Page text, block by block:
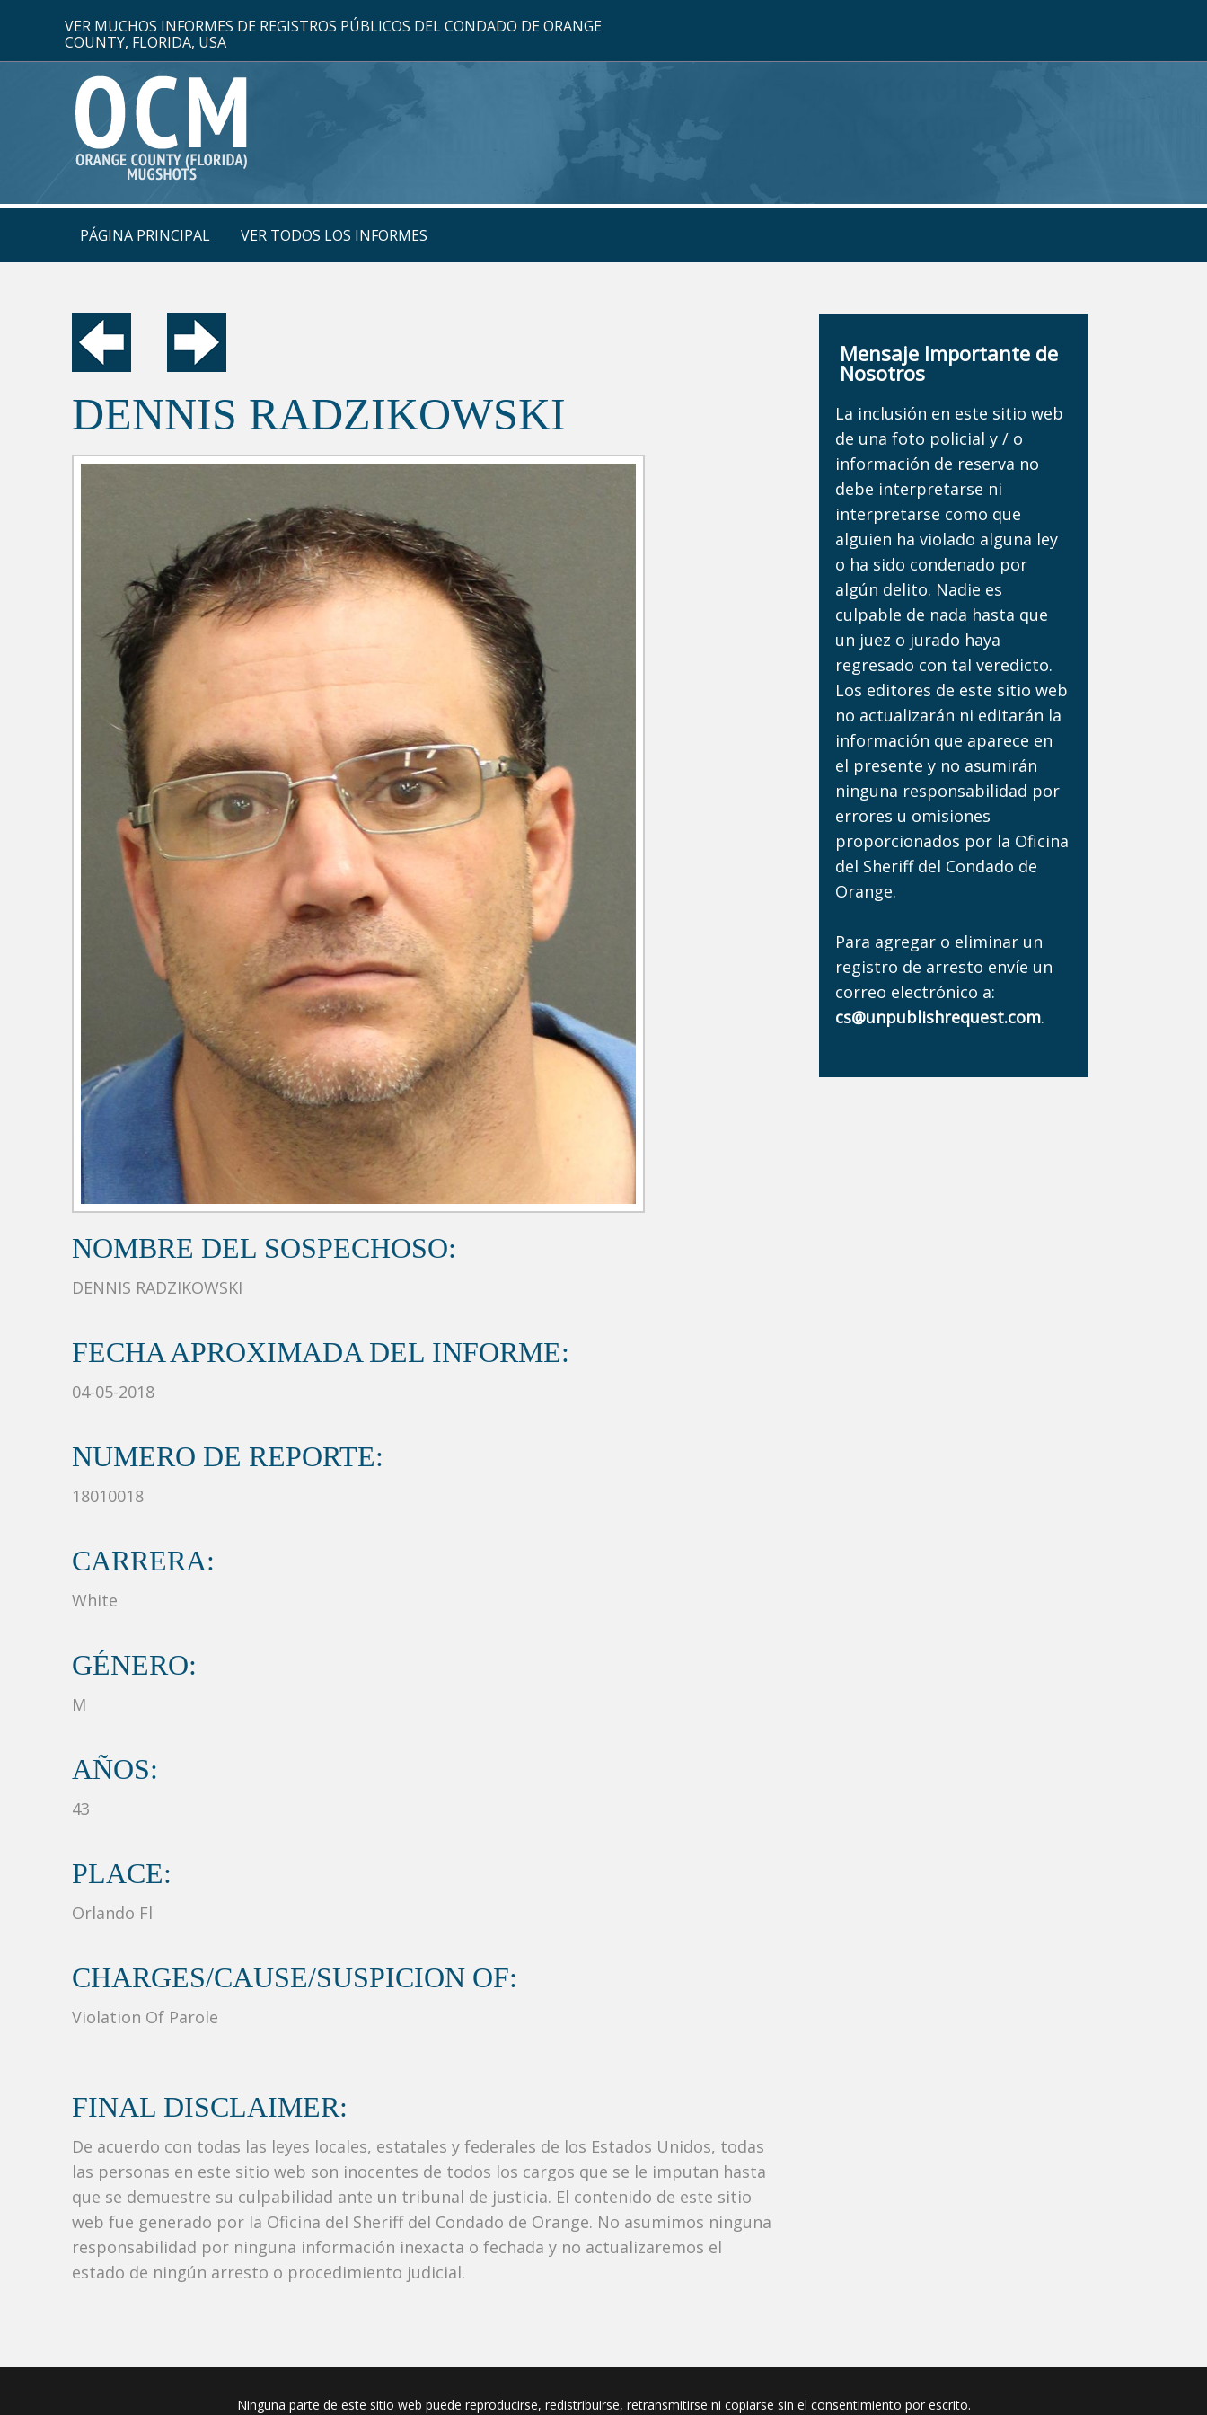
VER MUCHOS INFORMES DE REGISTROS PÚBLICOS DEL CONDADO DE ORANGE
COUNTY, FLORIDA, USA
PÁGINA PRINCIPAL VER TODOS LOS INFORMES
DENNIS RADZIKOWSKI
NOMBRE DEL SOSPECHOSO:
DENNIS RADZIKOWSKI
FECHA APROXIMADA DEL INFORME:
04-05-2018
NUMERO DE REPORTE:
18010018
CARRERA:
White
GÉNERO:
M
AÑOS:
43
PLACE:
Orlando Fl
CHARGES/CAUSE/SUSPICION OF:
Violation Of Parole
FINAL DISCLAIMER:
De acuerdo con todas las leyes locales, estatales y federales de los Estados Unidos, todas
las personas en este sitio web son inocentes de todos los cargos que se le imputan hasta
que se demuestre su culpabilidad ante un tribunal de justicia. El contenido de este sitio
web fue generado por la Oficina del Sheriff del Condado de Orange. No asumimos ninguna
responsabilidad por ninguna información inexacta o fechada y no actualizaremos el
estado de ningún arresto o procedimiento judicial.
Mensaje Importante de
Nosotros
La inclusión en este sitio web
de una foto policial y / o
información de reserva no
debe interpretarse ni
interpretarse como que
alguien ha violado alguna ley
o ha sido condenado por
algún delito. Nadie es
culpable de nada hasta que
un juez o jurado haya
regresado con tal veredicto.
Los editores de este sitio web
no actualizarán ni editarán la
información que aparece en
el presente y no asumirán
ninguna responsabilidad por
errores u omisiones
proporcionados por la Oficina
del Sheriff del Condado de
Orange.
Para agregar o eliminar un
registro de arresto envíe un
correo electrónico a:
cs@unpublishrequest.com.
Ninguna parte de este sitio web puede reproducirse, redistribuirse, retransmitirse ni copiarse sin el consentimiento por escrito.